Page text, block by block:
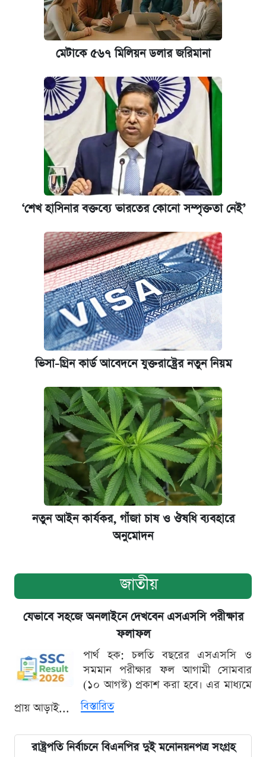
মেটাকে ৫৬৭ মিলিয়ন ডলার জরিমানা
‘শেখ হাসিনার বক্তব্যে ভারতের কোনো সম্পৃক্ততা নেই’
ভিসা-গ্রিন কার্ড আবেদনে যুক্তরাষ্ট্রের নতুন নিয়ম
নতুন আইন কার্যকর, গাঁজা চাষ ও ঔষধি ব্যবহারে
অনুমোদন
জাতীয়
যেভাবে সহজে অনলাইনে দেখবেন এসএসসি পরীক্ষার
ফলাফল
পার্থ হক: চলতি বছরের এসএসসি ও
সমমান পরীক্ষার ফল আগামী সোমবার
(১০ আগস্ট) প্রকাশ করা হবে। এর মাধ্যমে
প্রায় আড়াই...
বিস্তারিত
রাষ্ট্রপতি নির্বাচনে বিএনপির দুই মনোনয়নপত্র সংগ্রহ